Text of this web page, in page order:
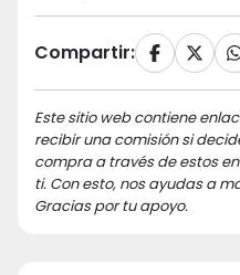
Compartir:
Este sitio web contiene
recibir una comisión si
compra a través de estos
ti. Con esto, nos ayudas a
Gracias por tu apoyo.